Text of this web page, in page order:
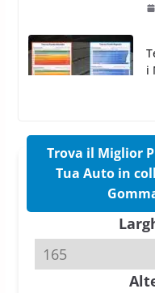
Trova il Miglior
Tua Auto in